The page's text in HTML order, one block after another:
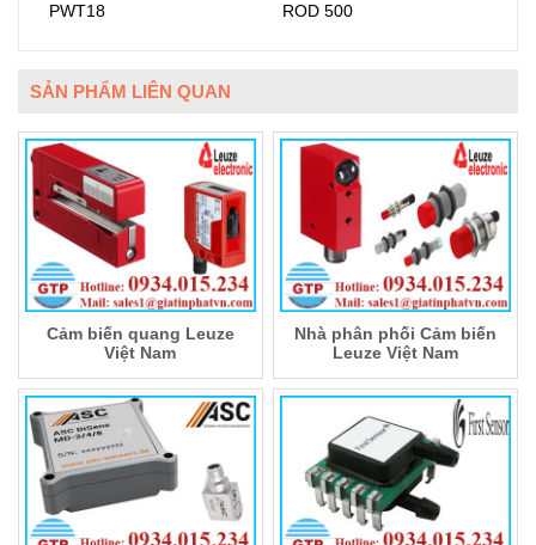
PWT18 ROD 500
SẢN PHẨM LIÊN QUAN
Cảm biến quang Leuze
Việt Nam
Nhà phân phối Cảm biến
Leuze Việt Nam